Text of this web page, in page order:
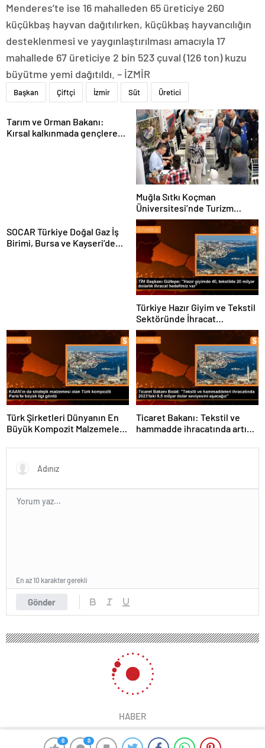
0 0
Menderes’te ise 16 mahalleden 65 üreticiye 260
küçükbaş hayvan dağıtılırken, küçükbaş hayvancılığın
desteklenmesi ve yaygınlaştırılması amacıyla 17
mahallede 67 üreticiye 2 bin 523 çuval (126 ton) kuzu
büyütme yemi dağıtıldı. – İZMİR
Başkan Çiftçi İzmir Süt Üretici
Tarım ve Orman Bakanı:
Kırsal kalkınmada gençlere
Muğla Sıtkı Koçman
Üniversitesi’nde Turizm
Sektörü ve Öğrenciler
Buluştu
SOCAR Türkiye Doğal Gaz İş
Birimi, Bursa ve Kayseri’de
Türkiye Hazır Giyim ve Tekstil
Sektöründe İhracat
Hedeflerini Açıkladı
Türk Şirketleri Dünyanın En
Büyük Kompozit Malzemeler
Ticaret Bakanı: Tekstil ve
hammadde ihracatında artış
Gönder
En az 10 karakter gerekli
HABER